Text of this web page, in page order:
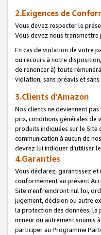
2.Exigences de
Vous devez respecter le
Vous devez nous
En cas de violation de votre
ou recours à notre
de renoncer à) toute
violation, sans préavis et
3.Clients d’Amazon
Nos clients ne deviennent
prix, conditions générales de
produits indiquées sur le Site
communication à aucun de
devrez lui indiquer d’utiliser
4.Garanties
Vous déclarez, garantissez
conformément au présent
Site n’enfreindront nul loi,
jugement, décision ou autre
la protection des données, la
mineur ou autrement soumis
participer au Programme